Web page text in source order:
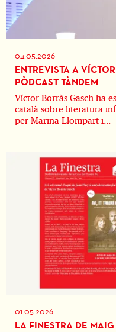
04.05.2026
ENTREVISTA A
PÒDCAST TÀNDEM
Víctor Borràs Gasch ha
català sobre literatura
per Marina Llompart i...
01.05.2026
LA FINESTRA DE MAIG